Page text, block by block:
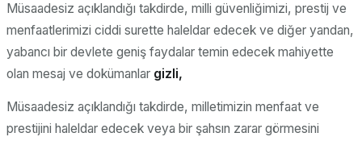
Müsaadesiz açıklandığı takdirde, milli güvenliğimizi, prestij ve
menfaatlerimizi ciddi surette haleldar edecek ve diğer yandan,
yabancı bir devlete geniş faydalar temin edecek mahiyette
olan mesaj ve dokümanlar gizli,
Müsaadesiz açıklandığı takdirde, milletimizin menfaat ve
prestijini haleldar edecek veya bir şahsın zarar görmesini